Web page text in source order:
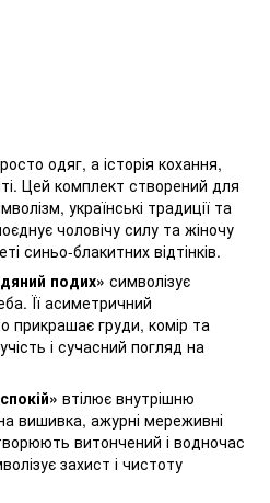
одяг, а історія кохання,
Цей комплект створений для
українські традиції та
чоловічу силу та жіночу
синьо-блакитних відтінків.
подих» символізує
Її асиметричний
груди, комір та
і сучасний погляд на
втілює внутрішню
вишивка, ажурні мереживні
витончений і водночас
захист і чистоту